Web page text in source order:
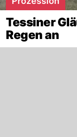
Tessiner
Regen an